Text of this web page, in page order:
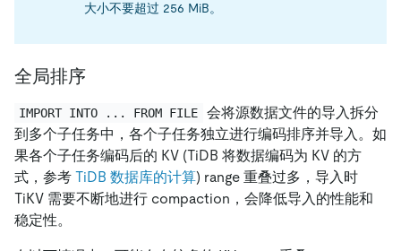
大小不要超过 256 MiB。
全局排序
IMPORT INTO ... FROM FILE
会将源数据文件的导入拆分
到多个子任务中，各个子任务独立进行编码排序并导入。如
果各个子任务编码后的 KV (TiDB 将数据编码为 KV 的方
式，参考 TiDB 数据库的计算) range 重叠过多，导入时
TiKV 需要不断地进行 compaction，会降低导入的性能和
稳定性。